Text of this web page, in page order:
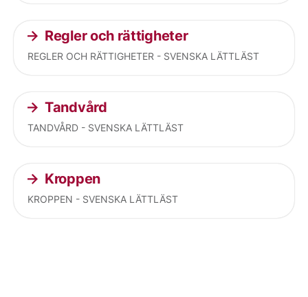
Regler och rättigheter
REGLER OCH RÄTTIGHETER - SVENSKA LÄTTLÄST
Tandvård
TANDVÅRD - SVENSKA LÄTTLÄST
Kroppen
KROPPEN - SVENSKA LÄTTLÄST